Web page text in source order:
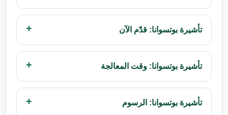
تأشيرة بوتسوانا: قدّم الآن
تأشيرة بوتسوانا: وقت المعالجة
تأشيرة بوتسوانا: الرسوم